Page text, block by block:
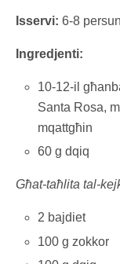
Isservi: 6-8
Ingredjenti:
10-12-il
Santa Rosa,
mqattgħin
60 g dqiq
Għat-taħlita tal-
2 bajdiet
100 g zokkor